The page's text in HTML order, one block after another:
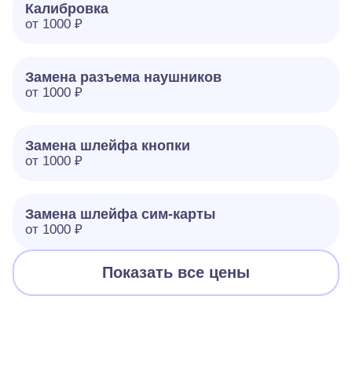
Калибровка
от 1000 ₽
Замена разъема наушников
от 1000 ₽
Замена шлейфа кнопки
от 1000 ₽
Замена шлейфа сим-карты
от 1000 ₽
Показать все цены